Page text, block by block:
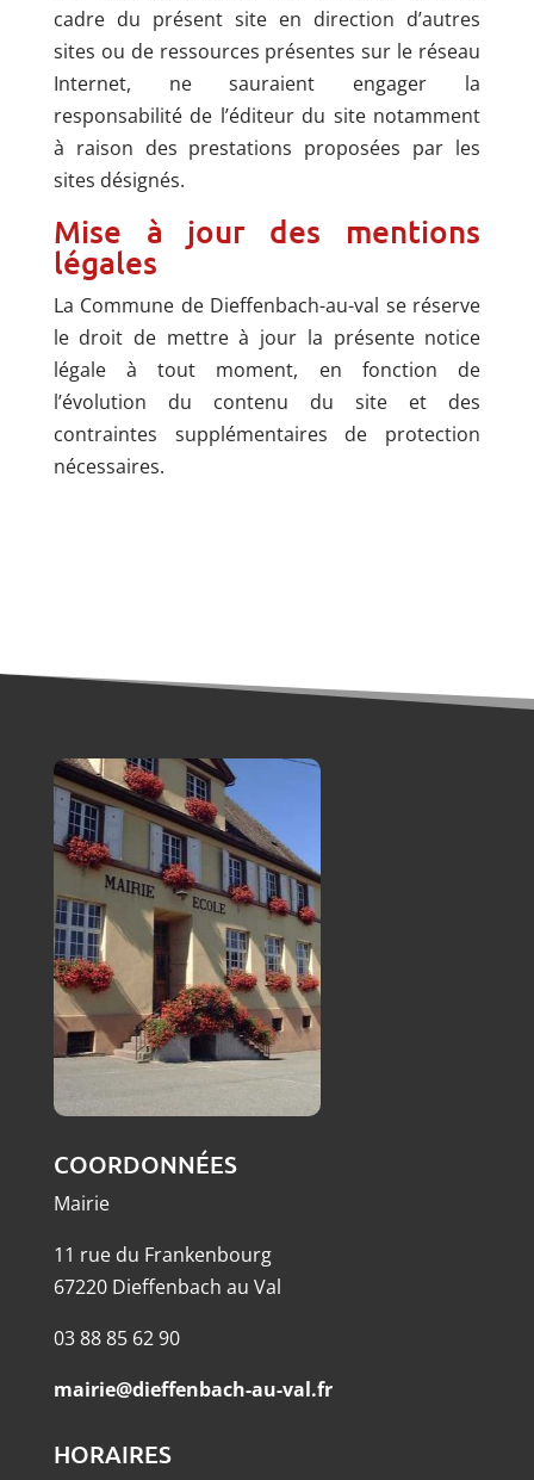
cadre du présent site en direction d’autres
sites ou de ressources présentes sur le réseau
Internet, ne sauraient engager la
responsabilité de l’éditeur du site notamment
à raison des prestations proposées par les
sites désignés.
Mise à jour des mentions
légales
La Commune de Dieffenbach-au-val se réserve
le droit de mettre à jour la présente notice
légale à tout moment, en fonction de
l’évolution du contenu du site et des
contraintes supplémentaires de protection
nécessaires.
COORDONNÉES
Mairie
11 rue du Frankenbourg
67220 Dieffenbach au Val
03 88 85 62 90
mairie@dieffenbach-au-val.fr
HORAIRES